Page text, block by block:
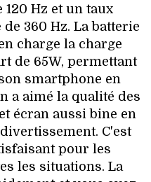
Hz et un taux
360 ​​Hz. La batterie
charge la charge
de 65W, permettant
smartphone en
a aimé la qualité des
écran aussi bine en
C'est
pour les
les situations. La